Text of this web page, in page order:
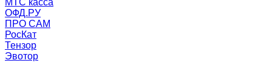
МТС касса
ОФД.РУ
ПРО САМ
РосКат
Тензор
Эвотор